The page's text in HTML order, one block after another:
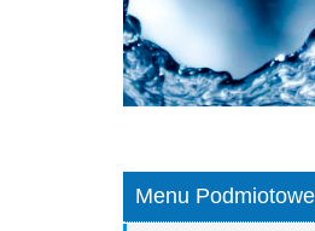
Menu Podmiotowe